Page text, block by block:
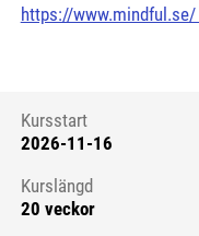
https://www.mindful.se/
Kursstart 6212379
Kursstart
2026-11-16
Kurslängd
20 veckor